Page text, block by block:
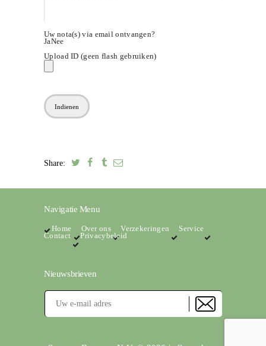
Uw nota(s) via email ontvangen?
JaNee
Upload ID (geen flash gebruiken)
Share:
Navigatie Menu
Home Over ons Verzekeringen
Service
Contact
Privacybeleid
Nieuwsbrieven